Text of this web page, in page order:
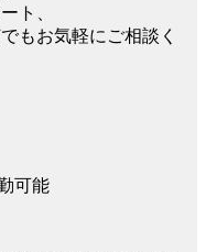
ト、
もお気軽にご相談く
可能